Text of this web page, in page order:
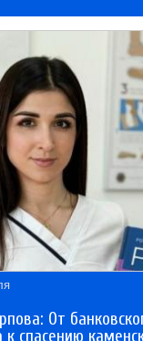
От
к спасению